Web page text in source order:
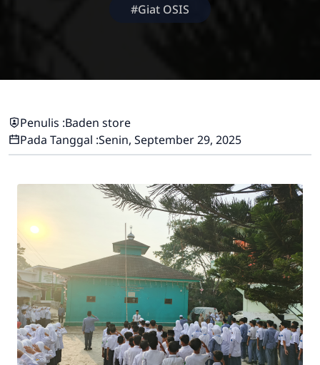
#Giat OSIS
Penulis :Baden store
Pada Tanggal :Senin, September 29, 2025